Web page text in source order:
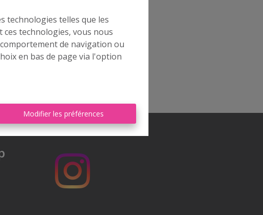
technologies telles que les
technologies, vous nous
de navigation ou
en bas de page via l'option
Modifier les préférences